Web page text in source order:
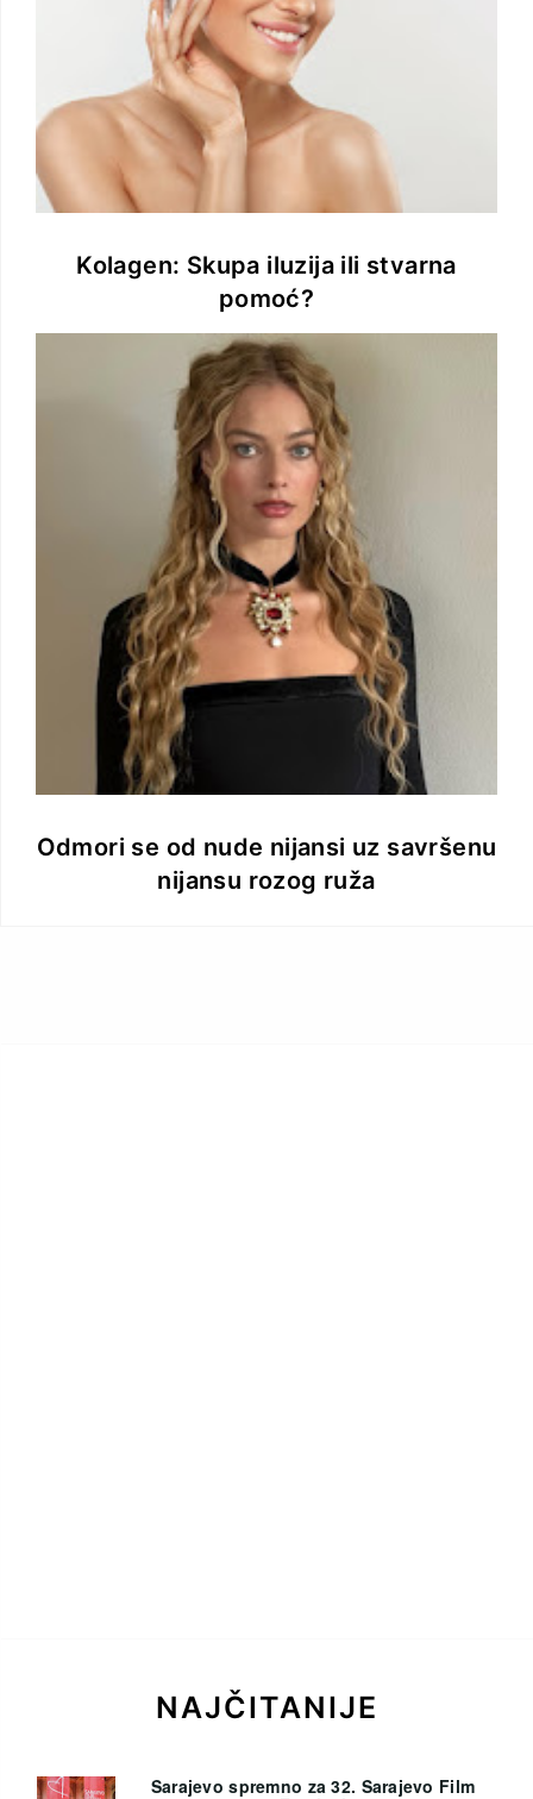
Kolagen: Skupa iluzija ili stvarna
pomoć?
Odmori se od nude nijansi uz savršenu
nijansu rozog ruža
NAJČITANIJE
Sarajevo spremno za 32. Sarajevo Film